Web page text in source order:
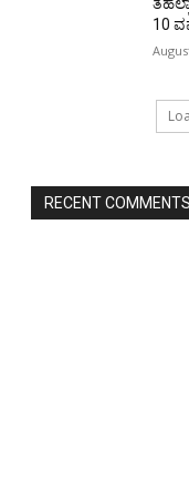
10
RECENT COMMENTS